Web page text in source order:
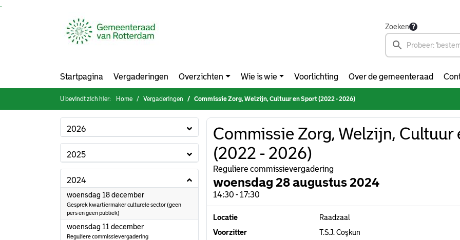
Zoeken
Startpagina Vergaderingen Overzichten Wie is wie Voorlichting Over de gemeenteraad
U bevindt zich hier: Home Vergaderingen Commissie Zorg, Welzijn, Cultuur en Sport (2022 - 2026)
2026
2025
2024
woensdag 18 december2024
Gesprek kwartiermaker culturele sector (geen
pers en geen publiek)
woensdag 11 december2024
Reguliere commissievergadering
Commissie Zorg, Welzijn, Cultuur
(2022 - 2026)
Reguliere commissievergadering
woensdag 28 augustus 2024
14:30 - 17:30
Locatie
Raadzaal
Voorzitter
T.S.J. Coşkun